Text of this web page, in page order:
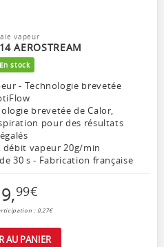
vapeur
AEROSTREAM
En stock
- Technologie brevetée
brevetée de Calor,
pour des résultats
débit vapeur 20g/min
30 s - Fabrication française
,99€
: 0,27€
AU PANIER